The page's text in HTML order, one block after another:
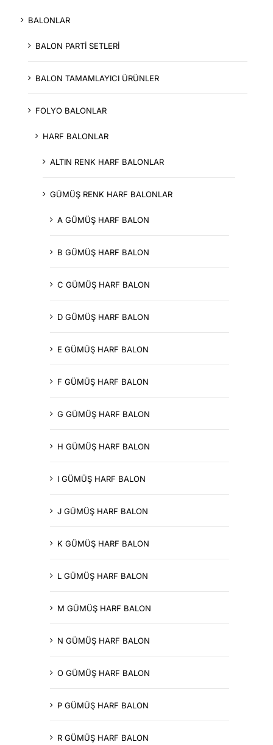
BALONLAR
BALON PARTİ SETLERİ
BALON TAMAMLAYICI ÜRÜNLER
FOLYO BALONLAR
HARF BALONLAR
ALTIN RENK HARF BALONLAR
GÜMÜŞ RENK HARF BALONLAR
A GÜMÜŞ HARF BALON
B GÜMÜŞ HARF BALON
C GÜMÜŞ HARF BALON
D GÜMÜŞ HARF BALON
E GÜMÜŞ HARF BALON
F GÜMÜŞ HARF BALON
G GÜMÜŞ HARF BALON
H GÜMÜŞ HARF BALON
I GÜMÜŞ HARF BALON
J GÜMÜŞ HARF BALON
K GÜMÜŞ HARF BALON
L GÜMÜŞ HARF BALON
M GÜMÜŞ HARF BALON
N GÜMÜŞ HARF BALON
O GÜMÜŞ HARF BALON
P GÜMÜŞ HARF BALON
R GÜMÜŞ HARF BALON